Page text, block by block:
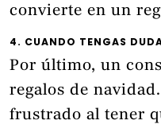
convierte en un
4. CUANDO TENGAS
Por último, un
regalos de
frustrado al tener